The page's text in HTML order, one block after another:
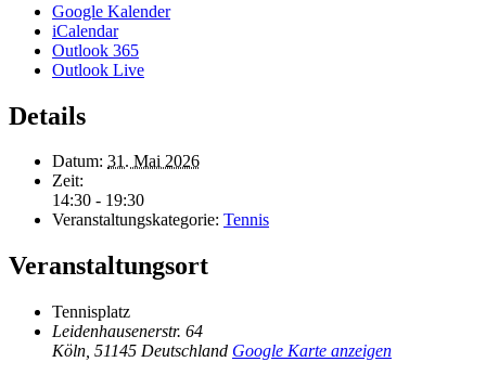
Google Kalender
iCalendar
Outlook 365
Outlook Live
Details
Datum: 31. Mai 2026
Zeit:
14:30 - 19:30
Veranstaltungskategorie: Tennis
Veranstaltungsort
Tennisplatz
Leidenhausenerstr. 64
Köln 51145 Deutschland Google Karte anzeigen